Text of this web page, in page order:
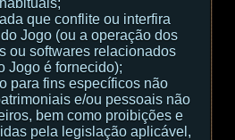
que conflite ou interfira
Jogo (ou a operação dos
ou softwares relacionados
Jogo é fornecido);
para fins específicos não
e/ou pessoais não
bem como proibições e
pela legislação aplicável,